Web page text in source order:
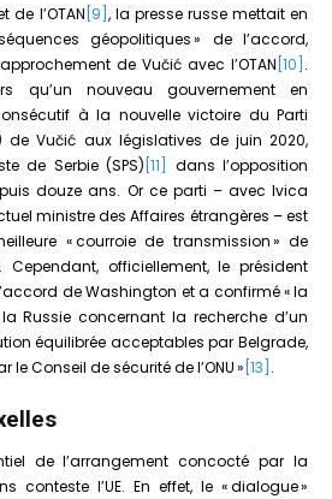
de l’OTAN [9] , la presse russe mettait en
géopolitiques » de l’accord,
de Vučić avec l’OTAN [10] .
qu’un nouveau gouvernement en
à la nouvelle victoire du Parti
de Vučić aux législatives de juin 2020,
de Serbie (SPS) [11]
dans l’opposition
douze ans. Or ce parti – avec Ivica
ministre des Affaires étrangères – est
« courroie de transmission » de
. Cependant, officiellement, le président
de Washington et a confirmé « la
Russie concernant la recherche d’un
équilibrée acceptables par Belgrade,
Conseil de sécurité de l’ONU » [13] .
de l’arrangement concocté par la
conteste l’UE. En effet, le « dialogue »